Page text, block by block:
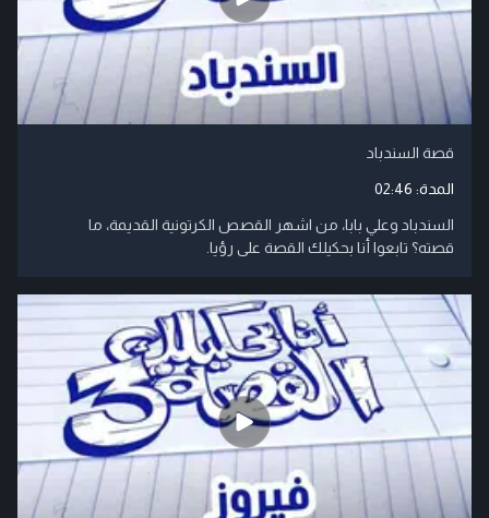
قصة السندباد
المدة: 02:46
السندباد وعلي بابا، من اشهر القصص الكرتونية القديمة، ما
قصته؟ تابعوا أنا بحكيلك القصة على رؤيا.